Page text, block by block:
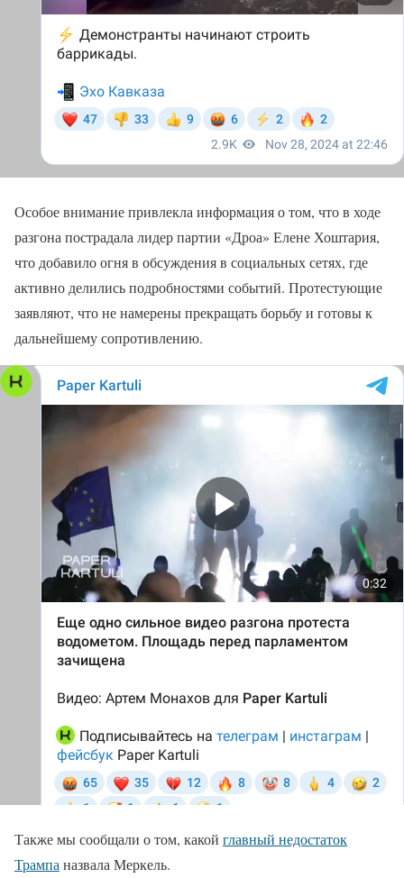
Особое внимание привлекла информация о том, что в ходе
разгона пострадала лидер партии «Дроа» Елене Хоштария,
что добавило огня в обсуждения в социальных сетях, где
активно делились подробностями событий. Протестующие
заявляют, что не намерены прекращать борьбу и готовы к
дальнейшему сопротивлению.
Также мы сообщали о том, какой главный недостаток
Трампа назвала Меркель.